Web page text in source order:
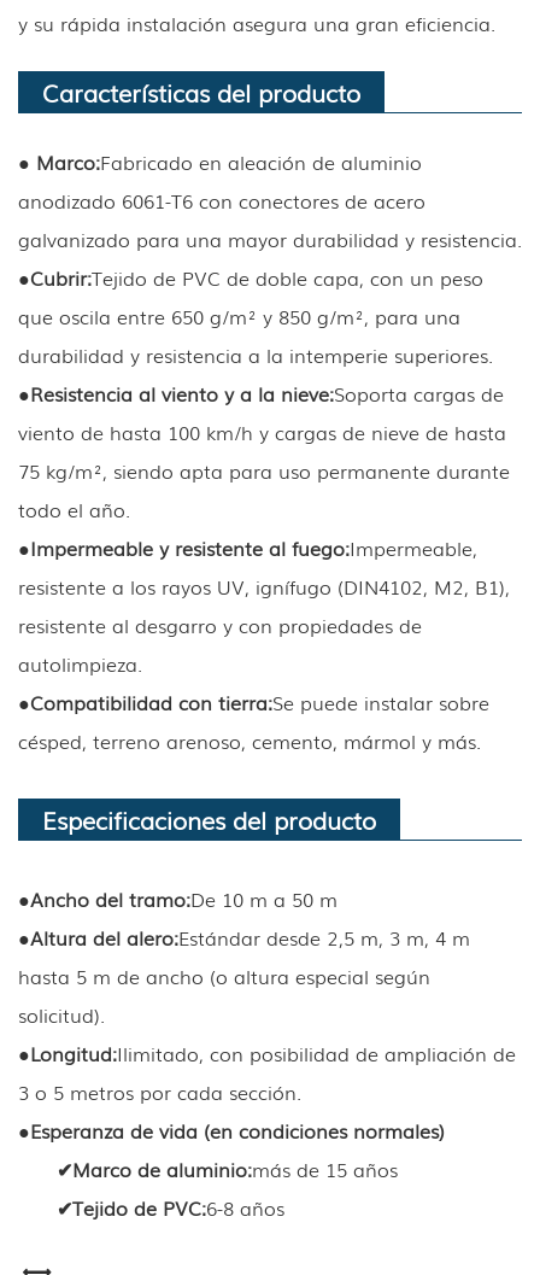
y su rápida instalación asegura una gran eficiencia.
Características del producto
● Marco:Fabricado en aleación de aluminio
anodizado 6061-T6 con conectores de acero
galvanizado para una mayor durabilidad y resistencia.
●Cubrir:Tejido de PVC de doble capa, con un peso
que oscila entre 650 g/m² y 850 g/m², para una
durabilidad y resistencia a la intemperie superiores.
●Resistencia al viento y a la nieve:Soporta cargas de
viento de hasta 100 km/h y cargas de nieve de hasta
75 kg/m², siendo apta para uso permanente durante
todo el año.
●Impermeable y resistente al fuego:Impermeable,
resistente a los rayos UV, ignífugo (DIN4102, M2, B1),
resistente al desgarro y con propiedades de
autolimpieza.
●Compatibilidad con tierra:Se puede instalar sobre
césped, terreno arenoso, cemento, mármol y más.
Especificaciones del producto
●Ancho del tramo:De 10 m a 50 m
●Altura del alero:Estándar desde 2,5 m, 3 m, 4 m
hasta 5 m de ancho (o altura especial según
solicitud).
●Longitud:Ilimitado, con posibilidad de ampliación de
3 o 5 metros por cada sección.
●Esperanza de vida (en condiciones normales)
✔Marco de aluminio:más de 15 años
✔Tejido de PVC:6-8 años